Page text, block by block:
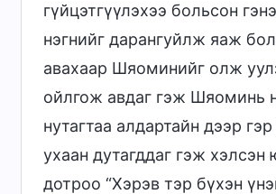
гүйцэтгүүлэхээ больсон
нэгнийг дарангуйлж яаж
авахаар Шяоминийг олж
ойлгож авдаг гэж Шяоминь
нутагтаа алдартайн дээр
ухаан дутагддаг гэж
дотроо “Хэрэв тэр бүхэн